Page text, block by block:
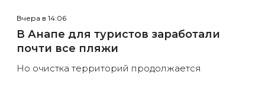
Вчера в 14:06
В Анапе для туристов заработали
почти все пляжи
Но очистка территорий продолжается